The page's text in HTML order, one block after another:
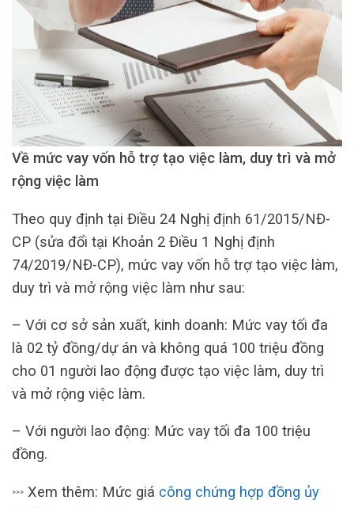
Về mức vay vốn hỗ trợ tạo việc làm, duy trì và mở
rộng việc làm
Theo quy định tại Điều 24 Nghị định 61/2015/NĐ-
CP (sửa đổi tại Khoản 2 Điều 1 Nghị định
74/2019/NĐ-CP), mức vay vốn hỗ trợ tạo việc làm,
duy trì và mở rộng việc làm như sau:
– Với cơ sở sản xuất, kinh doanh: Mức vay tối đa
là 02 tỷ đồng/dự án và không quá 100 triệu đồng
cho 01 người lao động được tạo việc làm, duy trì
và mở rộng việc làm.
– Với người lao động: Mức vay tối đa 100 triệu
đồng.
>>> Xem thêm: Mức giá công chứng hợp đồng ủy